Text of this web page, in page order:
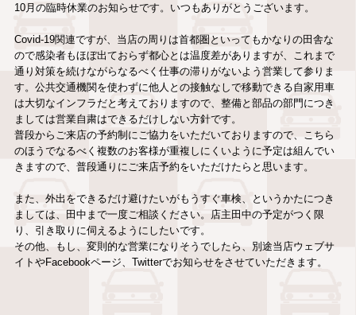
10月の臨時休業のお知らせです。いつもありがとうございます。
Covid-19関連ですが、当店の周りは首都圏といってもかなりの田舎な
ので感染者もほぼ出ておらず都心とは温度差がありますが、これまで
通り対策を続けながらなるべく仕事の滞りがないよう営業して参りま
す。公共交通機関を使わずに他人との接触なしで移動できる自家用車
は大切なインフラだと考えておりますので、整備と部品の部門につき
ましては営業自粛はできるだけしない方針です。
普段からご来店の予約制にご協力をいただいておりますので、こちら
のほうでなるべく複数のお客様が重複しにくいように予定は組んでい
きますので、普段通りにご来店予約をいただけたらと思います。
また、外出をできるだけ避けたいがもうすぐ車検、というかたにつき
ましては、田中まで一度ご相談ください。店主田中の予定がつく限
り、引き取りに伺えるようにしたいです。
その他、もし、変則的な営業になりそうでしたら、別途当店ウェブサ
イトやFacebookページ、Twitterでお知らせをさせていただきます。